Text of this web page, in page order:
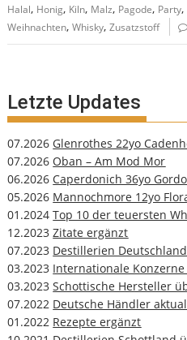
Halal, Honig, Kiln, Malz, Pagode, Party,
Weihnachten,Whisky,Zusatzstoff
Letzte Updates
07.2026 Glenrothes 22yo
07.2026 Oban – Am Mod Mor
06.2026 Caperdonich 36yo
05.2026 Mannochmore 12yo
01.2024Top 10 der teuersten
12.2023Zitate ergänzt
07.2023 Destillerien
03.2023 Internationale
03.2023Schottische Hersteller
07.2022 Deutsche Händler
01.2022 Rezepte ergänzt